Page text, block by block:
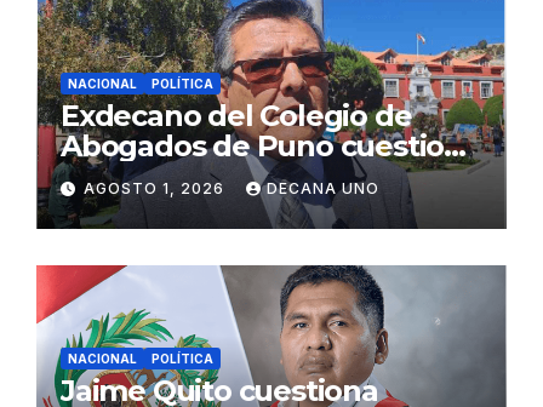
NACIONAL POLÍTICA
Exdecano del Colegio de
Abogados de Puno cuestiona
propuestas sobre seguridad
ciudadana
AGOSTO 1, 2026 DECANA UNO
NACIONAL POLÍTICA
Jaime Quito cuestiona